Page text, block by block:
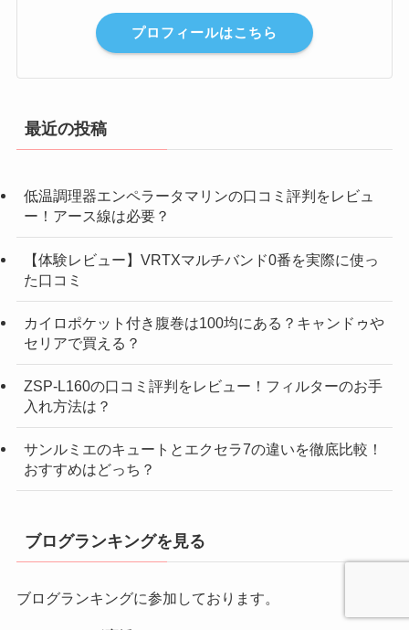
プロフィールはこちら
最近の投稿
低温調理器エンペラータマリンの口コミ評判をレビュ
ー！アース線は必要？
【体験レビュー】VRTXマルチバンド0番を実際に使っ
た口コミ
カイロポケット付き腹巻は100均にある？キャンドゥや
セリアで買える？
ZSP-L160の口コミ評判をレビュー！フィルターのお手
入れ方法は？
サンルミエのキュートとエクセラ7の違いを徹底比較！
おすすめはどっち？
ブログランキングを見る
ブログランキングに参加しております。